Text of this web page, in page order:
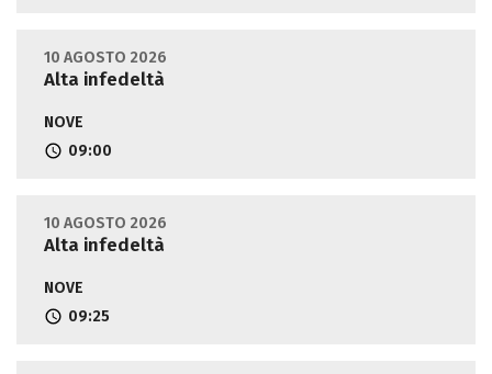
10 AGOSTO 2026
Alta infedeltà
NOVE
09:00
10 AGOSTO 2026
Alta infedeltà
NOVE
09:25